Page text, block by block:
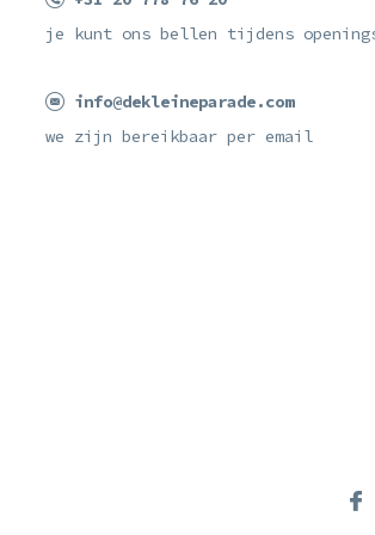
je kunt ons bellen tijdens
info@dekleineparade.com
we zijn bereikbaar per email